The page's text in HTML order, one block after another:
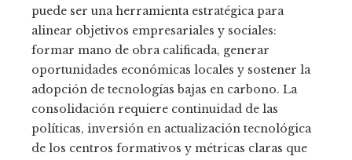
puede ser una herramienta estratégica para
alinear objetivos empresariales y sociales:
formar mano de obra calificada, generar
oportunidades económicas locales y sostener la
adopción de tecnologías bajas en carbono. La
consolidación requiere continuidad de las
políticas, inversión en actualización tecnológica
de los centros formativos y métricas claras que